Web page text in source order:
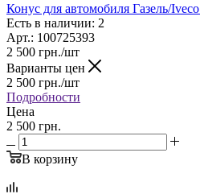
Конус для автомобиля Газель/
Есть в наличии: 2
Арт.: 100725393
2 500 грн./шт
Варианты цен
2 500 грн./шт
Подробности
Цена
2 500 грн.
В корзину